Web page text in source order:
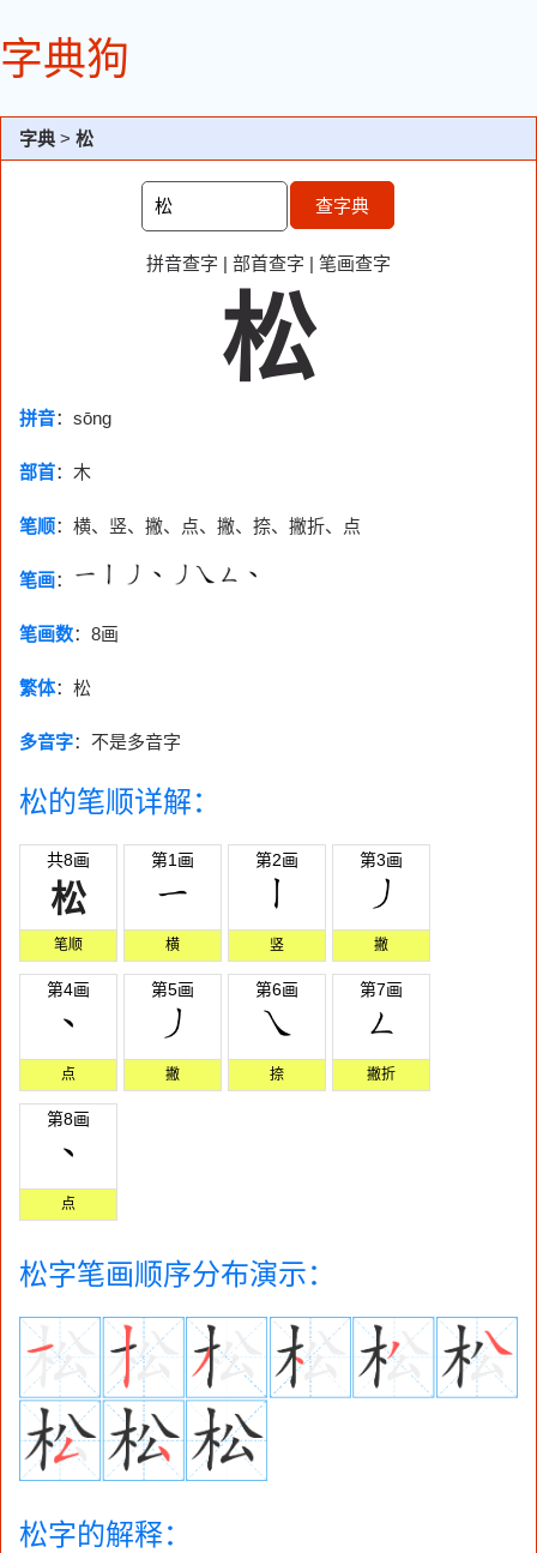
字典狗
字典 > 松
查字典
拼音查字 | 部首查字 | 笔画查字
松
拼音：sōng
部首： 木
笔顺：横、竖、撇、点、撇、捺、撇折、点
笔画：
笔画数： 8画
繁体：松
多音字：不是多音字
松的笔顺详解：
共8画
松
笔顺
第1画
横
第2画
竖
第3画
撇
第4画
点
第5画
撇
第6画
捺
第7画
撇折
第8画
点
松字笔画顺序分布演示：
松字的解释：